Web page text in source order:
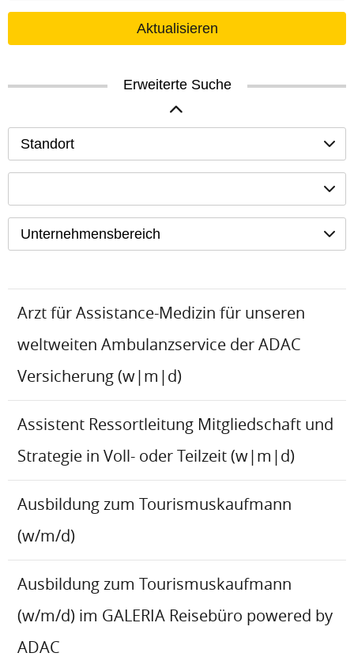
Aktualisieren
Erweiterte Suche
Standort
Unternehmensbereich
Arzt für Assistance-Medizin für unseren
weltweiten Ambulanzservice der ADAC
Versicherung (w|m|d)
Assistent Ressortleitung Mitgliedschaft und
Strategie in Voll- oder Teilzeit (w|m|d)
Ausbildung zum Tourismuskaufmann
(w/m/d)
Ausbildung zum Tourismuskaufmann
(w/m/d) im GALERIA Reisebüro powered by
ADAC